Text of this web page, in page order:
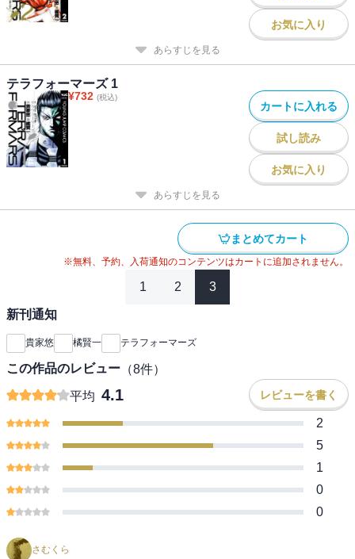
お気に入り
あらすじを見る
テラフォーマーズ 1
¥732 (税込)
カートに入れる
試し読み
お気に入り
あらすじを見る
まとめてカート
※無料、予約、入荷通知のコンテンツはカートに追加されません。
1 2 3
新刊通知
貴家悠 橘賢一 テラフォーマーズ
この作品のレビュー （8件）
平均 4.1 レビューを書く
2
5
1
0
0
さむくら